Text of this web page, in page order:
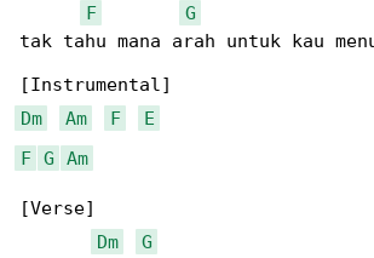
F
G
tak tahu mana arah untuk kau
Dm
Am F
E
F G Am
[Verse]
Dm
G